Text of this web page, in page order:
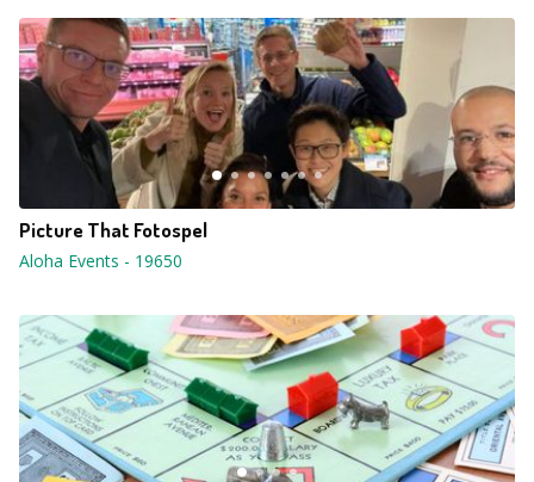
Picture That Fotospel
Aloha Events - 19650